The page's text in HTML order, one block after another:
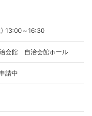
13:00～16:30
会館 自治会館ホール
請中